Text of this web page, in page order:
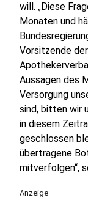
will. „Diese
Monaten und
Vorsitzende
Aussagen des
Versorgung
sind, bitten wir
in diesem
geschlossen
übertragene
mitverfolgen“,
Anzeige